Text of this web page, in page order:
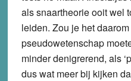
als snaartheorie ooit wel
leiden. Zou je het
pseudowetenschap
minder denigrerend, als
dus wat meer bij kijken